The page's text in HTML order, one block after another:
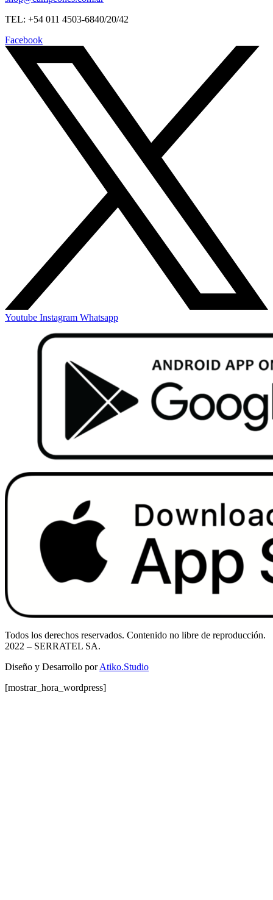
TEL: +54 011 4503-6840/20/42
Facebook
Youtube Instagram Whatsapp
Todos los derechos reservados. Contenido no libre de reproducción.
2022 – SERRATEL SA.
Diseño y Desarrollo porAtiko.Studio
[mostrar_hora_wordpress]